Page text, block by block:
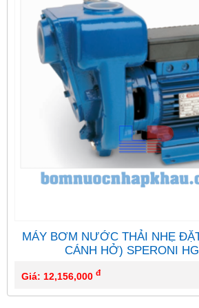
MÁY BƠM NƯỚC THẢI NHẸ
CÁNH HỞ) SPERONI
Giá: 12,156,000 đ